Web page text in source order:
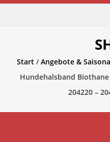
Start/Angebote &
Hundehalsband
204220 –